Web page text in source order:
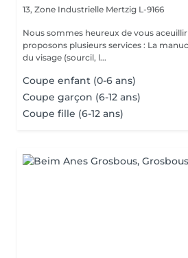
13, Zone Industrielle Mertzig L-9166
Nous sommes heureux de vous aceuillir
proposons plusieurs services : La manucure : au vernis Epilation
du visage (sourcil, l...
Coupe enfant (0-6 ans)
Coupe garçon (6-12 ans)
Coupe fille (6-12 ans)